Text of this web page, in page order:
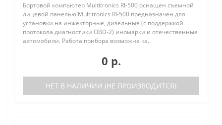
Бортовой компьютер Multitronics RI-500 оснащен съемной
лицевой панелью!Multitronics RI-500 предназначен для
установки на инжекторные, дизельные (с поддержкой
протокола диагностики OBD-2) иномарки и отечественные
автомобили. Работа прибора возможна ка..
0 р.
НЕТ В НАЛИЧИИ (НЕ ПРОИЗВОДИТСЯ)